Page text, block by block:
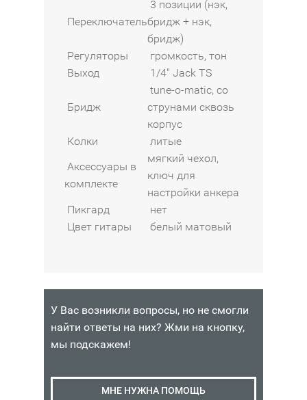
Переключатель
3 позиции (нэк,
бридж + нэк,
бридж)
Регуляторы
громкость, тон
Выход
1/4" Jack TS
Бридж
tune-o-matic, со
струнами сквозь
корпус
Колки
литые
Аксессуары в
комплекте
мягкий чехол,
ключ для
настройки анкера
Пикгард
нет
Цвет гитары
белый матовый
У Вас возникли вопросы, но не смогли
найти ответы на них? Жми на кнопку,
мы подскажем!
МНЕ НУЖНА ПОМОЩЬ